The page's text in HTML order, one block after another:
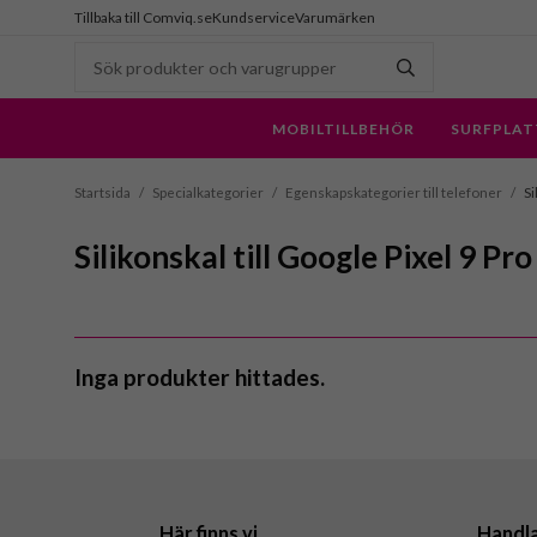
Tillbaka till Comviq.seKundserviceVarumärken
MOBILTILLBEHÖR
Startsida / Specialkategorier / Egenskapskategorier till telefoner /
Silikonskal till Google Pixel 9
Inga produkter hittades.